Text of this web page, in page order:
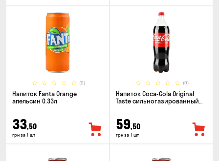
(0)
Напиток Fanta Orange
апельсин 0.33л
33,50
грн за 1 шт
(0)
Напиток Coca-Cola Original
Taste сильногазированный
59,50
грн за 1 шт